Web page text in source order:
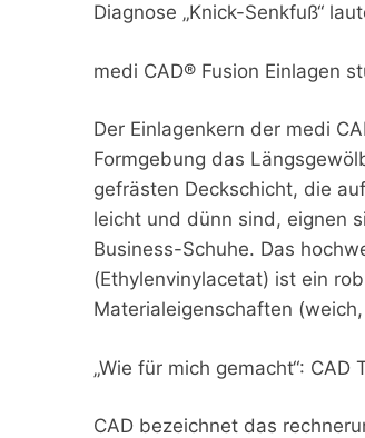
Diagnose „Knick-Senkfuß“
medi CAD® Fusion Einlagen
Der Einlagenkern der medi
Formgebung das
gefrästen Deckschicht, die
leicht und dünn sind, eignen
Business-Schuhe. Das
(Ethylenvinylacetat) ist ein
Materialeigenschaften
„Wie für mich gemacht“:
CAD bezeichnet das